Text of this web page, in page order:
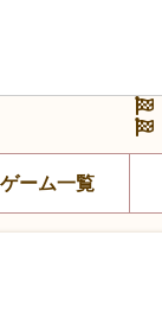
ゲーム一覧